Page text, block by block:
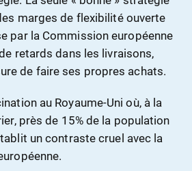
marges de flexibilité ouverte
par la Commission européenne
retards dans les livraisons,
de faire ses propres achats.
au Royaume-Uni où, à la
près de 15% de la population
un contraste cruel avec la